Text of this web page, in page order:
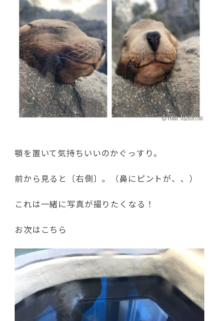
顎を置いて気持ちいいのかぐっすり。
前から見ると〔右側〕。（鼻にピントが、、）
これは一緒に写真が撮りたくなる！
お次はこちら